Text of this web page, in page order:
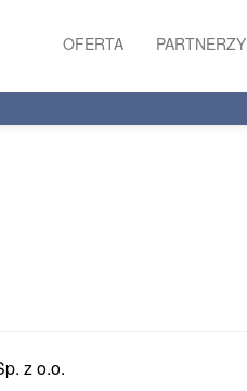
OFERTA PARTNERZY
z o.o.